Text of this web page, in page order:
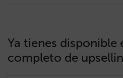
Ya tienes disponible
completo de